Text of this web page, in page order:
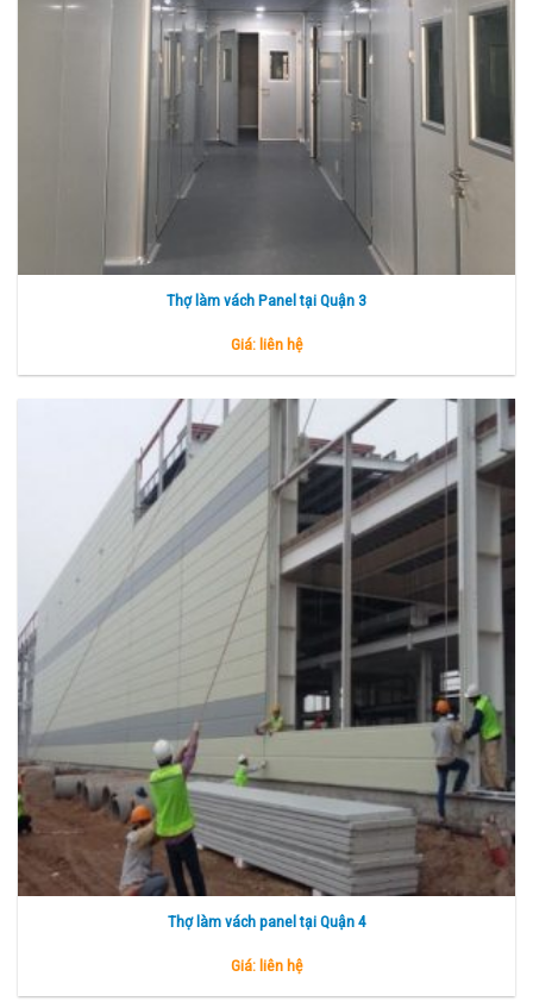
Thợ làm vách Panel tại Quận 3
Giá: liên hệ
Thợ làm vách panel tại Quận 4
Giá: liên hệ